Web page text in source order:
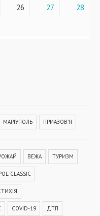
26 27
28
МАРІУПОЛЬ ПРИАЗОВ'Я
ВЕЖА ТУРИЗМ
CLASSIC
COVID-19 ДТП